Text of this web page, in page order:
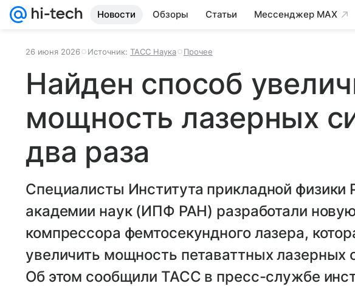
Новости Обзоры Статьи Мессенджер MAX
26 июня 2026 Источник: ТАСС Наука Прочее
Найден способ
мощность лазерных
два раза
Специалисты Института прикладной физики
академии наук (ИПФ РАН) разработали
компрессора фемтосекундного лазера,
увеличить мощность петаваттных лазерных
Об этом сообщили ТАСС в пресс-службе